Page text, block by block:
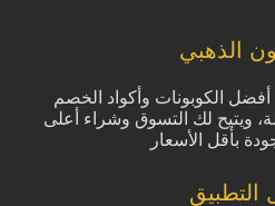
الذهبي
أفضل الكوبونات وأكواد الخصم
ويتيح لك التسوق وشراء أعلى
بأقل الأسعار
التطبيق